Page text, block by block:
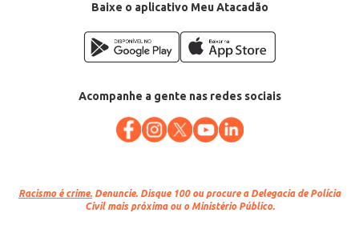
Baixe o aplicativo Meu Atacadão
Acompanhe a gente nas redes sociais
Racismo é crime. Denuncie. Disque 100 ou procure a Delegacia de Polícia
Civil mais próxima ou o Ministério Público.